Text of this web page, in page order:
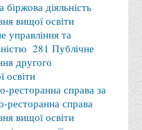
організацій, які
сексуальне насильство,
у Вінницькій області
З’ясуй правду про
діяльність
вищої освіти
управління та
281 Публічне
другого
освіти
ресторанна справа за
ресторанна справа
вищої освіти